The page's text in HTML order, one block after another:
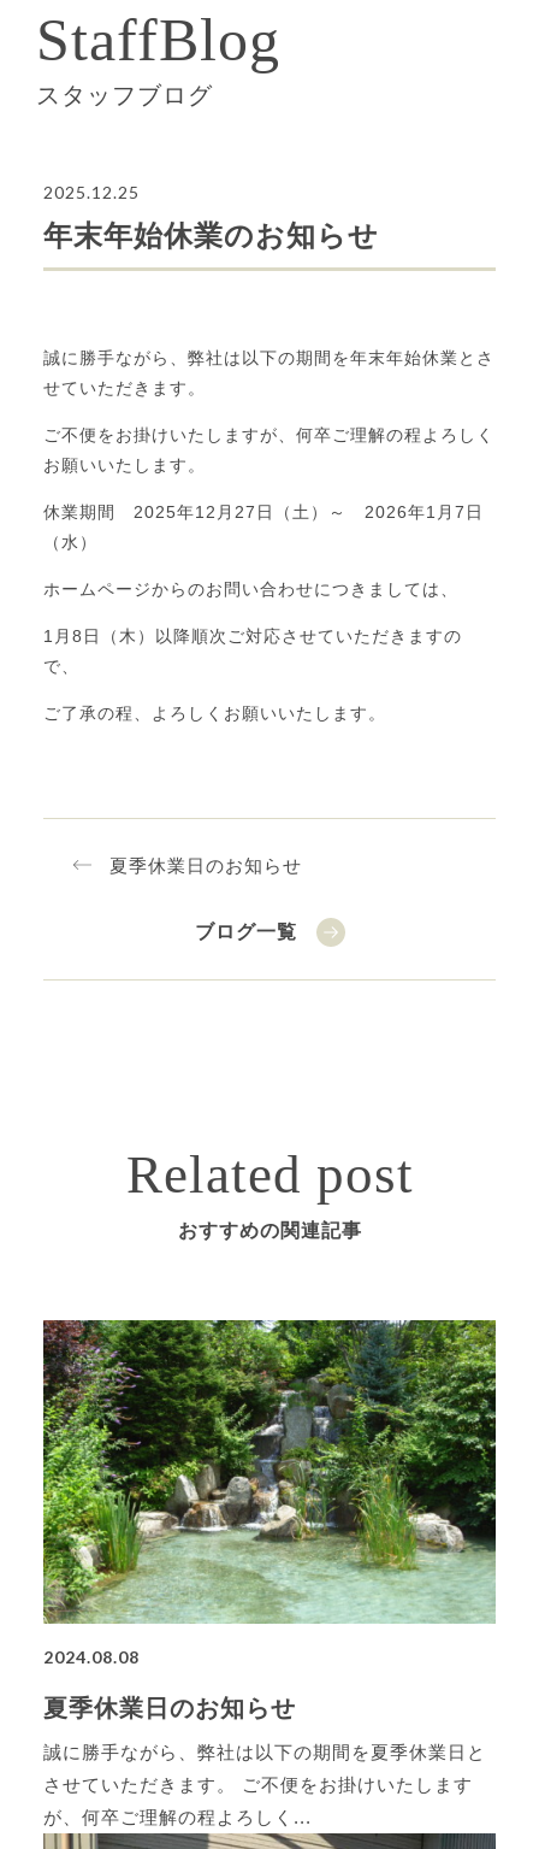
StaffBlog
スタッフブログ
2025.12.25
年末年始休業のお知らせ
誠に勝手ながら、弊社は以下の期間を年末年始休業とさ
せていただきます。
ご不便をお掛けいたしますが、何卒ご理解の程よろしく
お願いいたします。
休業期間 2025年12月27日（土）～ 2026年1月7日
（水）
ホームページからのお問い合わせにつきましては、
1月8日（木）以降順次ご対応させていただきますの
で、
ご了承の程、よろしくお願いいたします。
夏季休業日のお知らせ
ブログ一覧
Related post
おすすめの関連記事
2024.08.08
夏季休業日のお知らせ
誠に勝手ながら、弊社は以下の期間を夏季休業日と
させていただきます。 ご不便をお掛けいたします
が、何卒ご理解の程よろしく...